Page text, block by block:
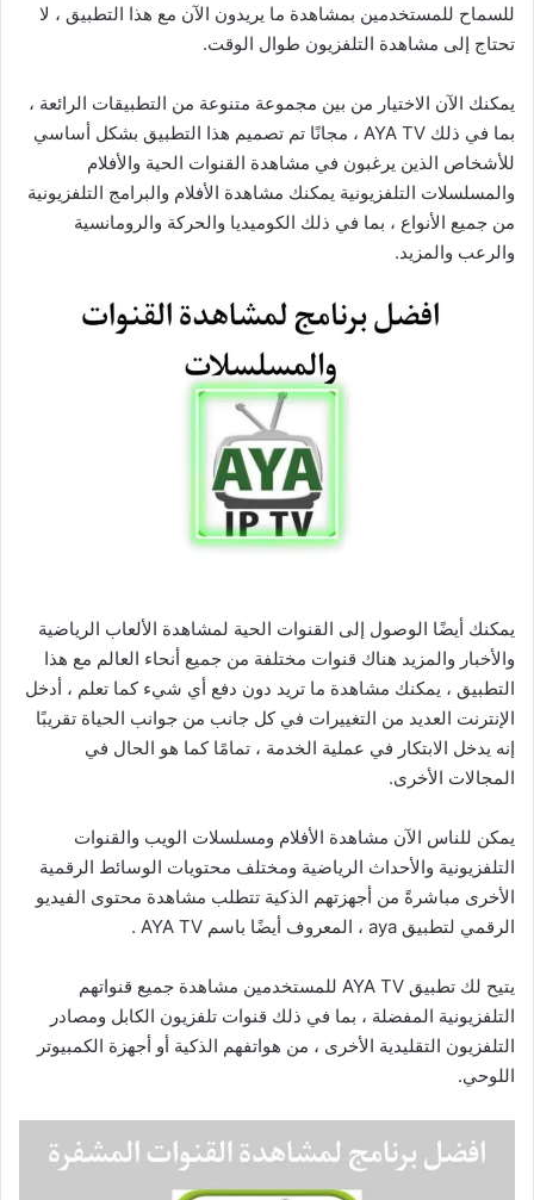
للسماح للمستخدمين بمشاهدة ما يريدون الآن مع هذا التطبيق ، لا
تحتاج إلى مشاهدة التلفزيون طوال الوقت.
يمكنك الآن الاختيار من بين مجموعة متنوعة من التطبيقات الرائعة ،
بما في ذلك AYA TV ، مجانًا تم تصميم هذا التطبيق بشكل أساسي
للأشخاص الذين يرغبون في مشاهدة القنوات الحية والأفلام
والمسلسلات التلفزيونية يمكنك مشاهدة الأفلام والبرامج التلفزيونية
من جميع الأنواع ، بما في ذلك الكوميديا ​​والحركة والرومانسية
والرعب والمزيد.
يمكنك أيضًا الوصول إلى القنوات الحية لمشاهدة الألعاب الرياضية
والأخبار والمزيد هناك قنوات مختلفة من جميع أنحاء العالم مع هذا
التطبيق ، يمكنك مشاهدة ما تريد دون دفع أي شيء كما تعلم ، أدخل
الإنترنت العديد من التغييرات في كل جانب من جوانب الحياة تقريبًا
إنه يدخل الابتكار في عملية الخدمة ، تمامًا كما هو الحال في
المجالات الأخرى.
يمكن للناس الآن مشاهدة الأفلام ومسلسلات الويب والقنوات
التلفزيونية والأحداث الرياضية ومختلف محتويات الوسائط الرقمية
الأخرى مباشرةً من أجهزتهم الذكية تتطلب مشاهدة محتوى الفيديو
الرقمي لتطبيق aya ، المعروف أيضًا باسم AYA TV .
يتيح لك تطبيق AYA TV للمستخدمين مشاهدة جميع قنواتهم
التلفزيونية المفضلة ، بما في ذلك قنوات تلفزيون الكابل ومصادر
التلفزيون التقليدية الأخرى ، من هواتفهم الذكية أو أجهزة الكمبيوتر
اللوحي.